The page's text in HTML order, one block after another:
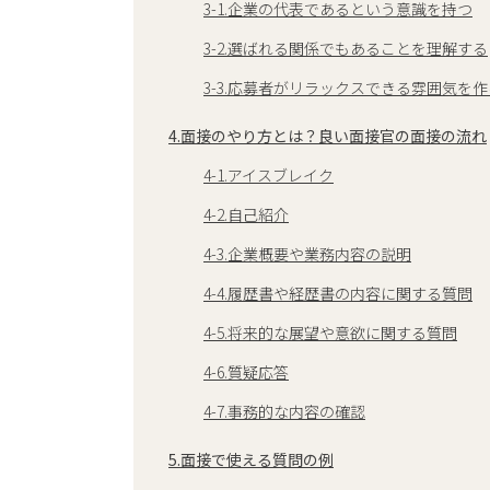
3-1.企業の代表であるという意識を持つ
3-2.選ばれる関係でもあることを理解する
3-3.応募者がリラックスできる雰囲気を
4.面接のやり方とは？良い面接官の面接の流れ
4-1.アイスブレイク
4-2.自己紹介
4-3.企業概要や業務内容の説明
4-4.履歴書や経歴書の内容に関する質問
4-5.将来的な展望や意欲に関する質問
4-6.質疑応答
4-7.事務的な内容の確認
5.面接で使える質問の例